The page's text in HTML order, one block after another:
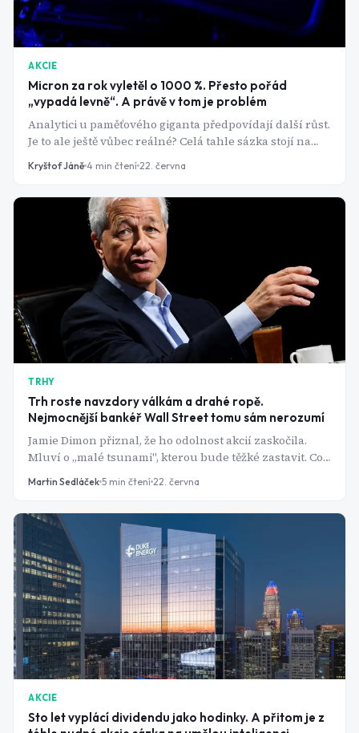
AKCIE
Micron za rok vyletěl o 1000 %. Přesto pořád
„vypadá levně“. A právě v tom je problém
Analytici u paměťového giganta předpovídají další růst.
Je to ale ještě vůbec reálné? Celá tahle sázka stojí na
jediném odvážném předpokladu: že nejstarší zákon
polovodičového byznysu, který tady byl dlouhá
Kryštof Jáně 4 min čtení 22. června
TRHY
Trh roste navzdory válkám a drahé ropě.
Nejmocnější bankéř Wall Street tomu sám nerozumí
Jamie Dimon přiznal, že ho odolnost akcií zaskočila.
Mluví o „malé tsunami", kterou bude těžké zastavit. Co
se skrývá za jeho znepokojením?
Martin Sedláček 5 min čtení 22. června
AKCIE
Sto let vyplácí dividendu jako hodinky. A přitom je z